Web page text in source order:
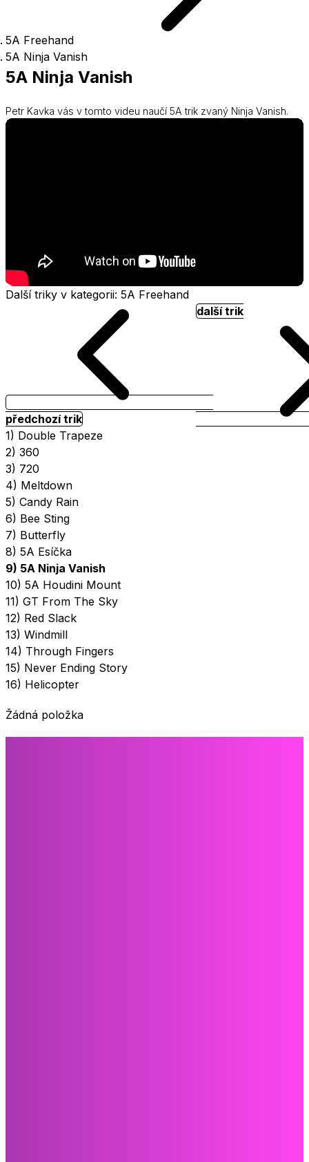
5A Freehand
5A Ninja Vanish
5A Ninja Vanish
Petr Kavka vás v tomto videu naučí 5A trik zvaný Ninja Vanish.
Další triky v kategorii: 5A Freehand
předchozí trik
další trik
1) Double Trapeze
2) 360
3) 720
4) Meltdown
5) Candy Rain
6) Bee Sting
7) Butterfly
8) 5A Esíčka
9) 5A Ninja Vanish
10) 5A Houdini Mount
11) GT From The Sky
12) Red Slack
13) Windmill
14) Through Fingers
15) Never Ending Story
16) Helicopter
Žádná položka